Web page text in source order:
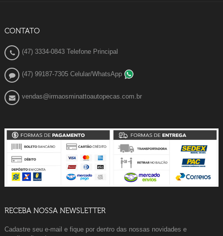
CONTATO
(47) 3334-0843 Telefone Principal
(47) 99187-7305 Celular/WhatsApp
vendas@irmaosminattoautopecas.com.br
RECEBA NOSSA NEWSLETTER
Cadastre seu e-mail e fique por dentro das nossas novidades e